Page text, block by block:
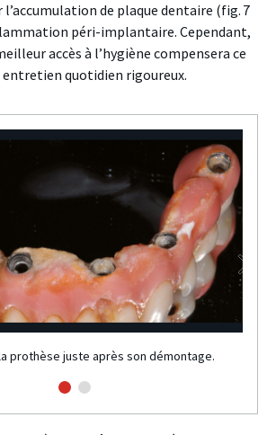
l’accumulation de plaque dentaire (fig. 7
péri-implantaire. Cependant,
accès à l’hygiène compensera ce
entretien quotidien rigoureux.
prothèse juste après son démontage.